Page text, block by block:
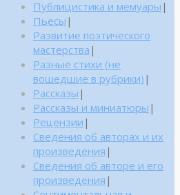
Публицистика и мемуары |
Пьесы |
Развитие поэтического
мастерства |
Разные стихи (не
вошедшие в рубрики) |
Рассказы |
Рассказы и миниатюры |
Рецензии |
Сведения об авторах и их
произведения |
Сведения об авторе и его
произведения |